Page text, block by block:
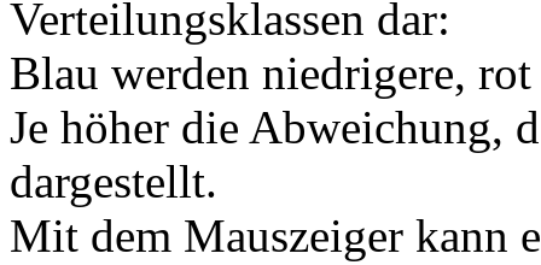
Verteilungsklassen dar:
Blau werden niedrigere,
Je höher die Abweichung,
dargestellt.
Mit dem Mauszeiger kann